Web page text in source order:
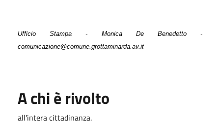
Ufficio Stampa - Monica De Benedetto -
comunicazione@comune.grottaminarda.av.it
A chi è rivolto
all'intera cittadinanza.